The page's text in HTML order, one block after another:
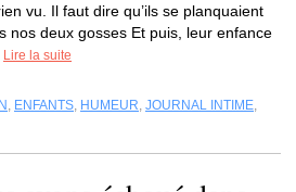
vu. Il faut dire qu’ils se planquaient
nos deux gosses Et puis, leur enfance
Lire la suite
, ENFANTS, HUMEUR, JOURNAL INTIME,